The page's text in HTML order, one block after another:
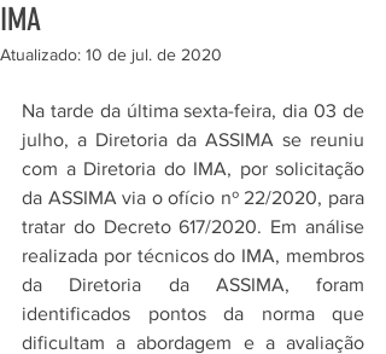
IMA
Atualizado: 10 de jul. de 2020
Na tarde da última sexta-feira, dia 03 de
julho, a Diretoria da ASSIMA se reuniu
com a Diretoria do IMA, por solicitação
da ASSIMA via o ofício nº 22/2020, para
tratar do Decreto 617/2020. Em análise
realizada por técnicos do IMA, membros
da Diretoria da ASSIMA, foram
identificados pontos da norma que
dificultam a abordagem e a avaliação